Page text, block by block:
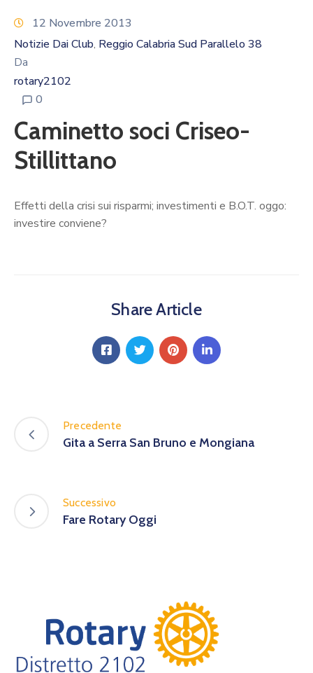
Calendario
Documenti
12 Novembre 2013
Notizie Dai Club‚ Reggio Calabria Sud Parallelo 38
Da
rotary2102
0
Caminetto soci Criseo-
Stillittano
Effetti della crisi sui risparmi; investimenti e B.O.T. oggo:
investire conviene?
Share Article
Precedente
Gita a Serra San Bruno e Mongiana
Successivo
Fare Rotary Oggi